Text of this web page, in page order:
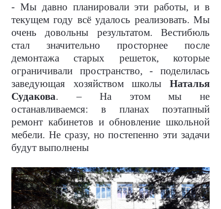
- Мы давно планировали эти работы, и в
текущем году всё удалось реализовать. Мы
очень довольны результатом. Вестибюль
стал значительно просторнее после
демонтажа старых решеток, которые
ограничивали пространство, - поделилась
заведующая хозяйством школы Наталья
Судакова. – На этом мы не
останавливаемся: в планах поэтапный
ремонт кабинетов и обновление школьной
мебели. Не сразу, но постепенно эти задачи
будут выполнены